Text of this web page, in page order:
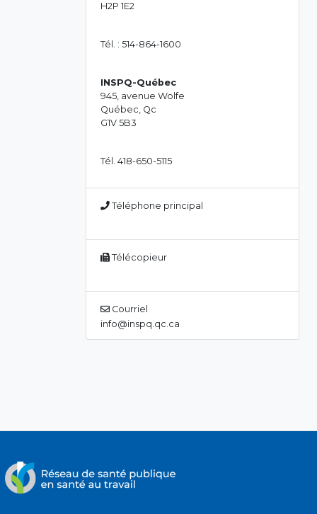
H2P 1E2
Tél. : 514-864-1600
INSPQ-Québec
945, avenue Wolfe
Québec, Qc
G1V 5B3
Tél. 418-650-5115
Téléphone principal
Télécopieur
Courriel
info@inspq.qc.ca